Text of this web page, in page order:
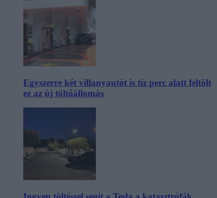
Egyszerre két villanyautót is tíz perc alatt feltölt
ez az új töltőállomás